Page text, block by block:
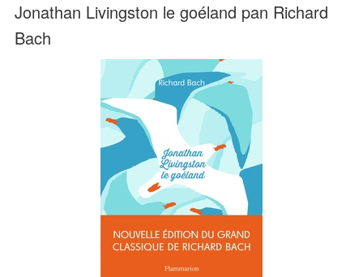
Jonathan Livingston le goéland pan Richard
Bach